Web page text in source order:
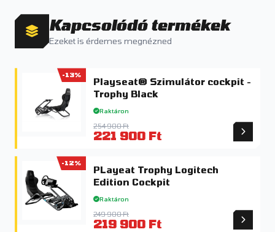
Kapcsolódó termékek
Ezeket is érdemes megnézned
-13%
Playseat® Szimulátor cockpit -
Trophy Black
Raktáron
254 900 Ft
221 900 Ft
-12%
PLayeat Trophy Logitech
Edition Cockpit
Raktáron
249 900 Ft
219 900 Ft